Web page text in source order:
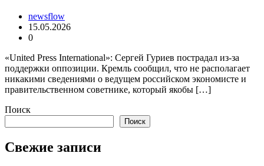
newsflow
15.05.2026
0
«United Press International»: Сергей Гуриев пострадал из-за
поддержки оппозиции. Кремль сообщил, что не располагает
никакими сведениями о ведущем российском экономисте и
правительственном советнике, который якобы […]
Поиск
Поиск
Свежие записи